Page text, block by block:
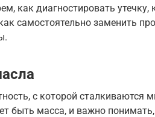
как диагностировать утечку,
самостоятельно заменить
с которой сталкиваются
быть масса, и важно